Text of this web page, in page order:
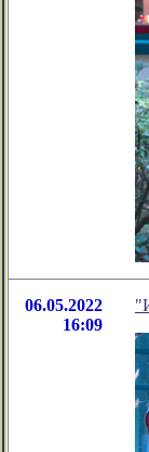
06.05.2022
16:09